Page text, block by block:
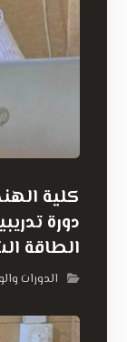
كلية
دورة
الطاقة
الدورات